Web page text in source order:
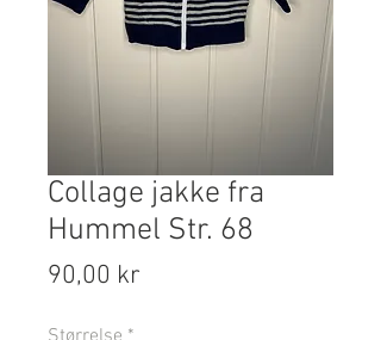
Collage jakke fra
Hummel Str. 68
90,00 kr